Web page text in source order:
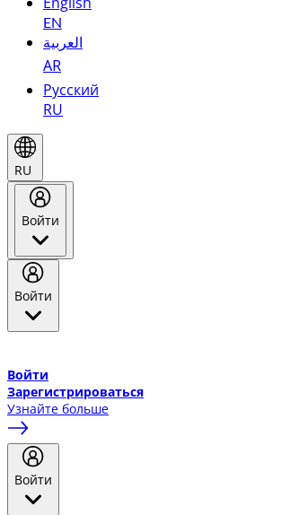
EN
العربية
AR
Русский
RU
RU
Войти
Войти
Войти
Зарегистрироваться
Узнайте больше
Войти